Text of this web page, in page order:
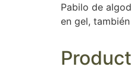
Pabilo de
en gel,